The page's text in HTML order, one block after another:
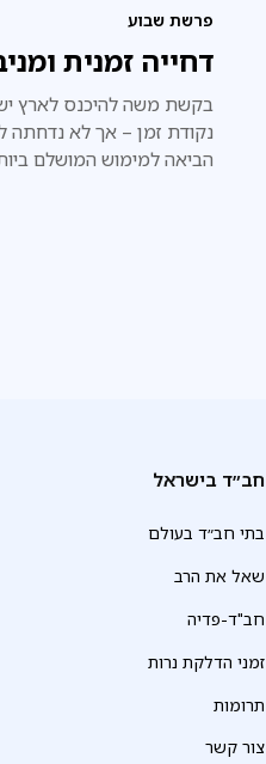
פרשת שבוע
דחייה זמנית
בקשת משה להיכנס לארץ
נקודת זמן – אך לא נדחתה
הביאה למימוש המושלם
חב״ד בישראל
בתי חב״ד בעולם
שאל את הרב
חב"ד-פדיה
זמני הדלקת נרות
תרומות
צור קשר